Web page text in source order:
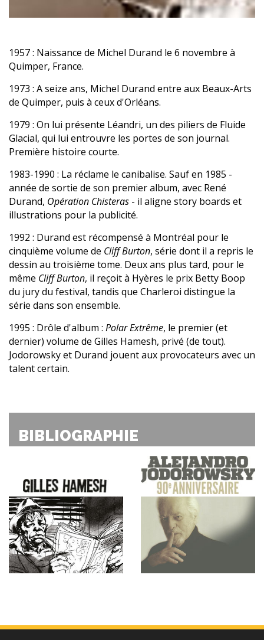
1957: Naissance de Michel Durand le 6 novembre à
Quimper, France.
1973 : A seize ans, Michel Durand entre aux Beaux-Arts
de Quimper, puis à ceux d'Orléans.
1979 : On lui présente Léandri, un des piliers de Fluide
Glacial, qui lui entrouvre les portes de son journal.
Première histoire courte.
1983-1990 : La réclame le canibalise. Sauf en 1985 -
année de sortie de son premier album, avec René
Durand, Opération Chisteras - il aligne story boards et
illustrations pour la publicité.
1992 : Durand est récompensé à Montréal pour le
cinquième volume de Cliff Burton, série dont il a repris le
dessin au troisième tome. Deux ans plus tard, pour le
même Cliff Burton, il reçoit à Hyères le prix Betty Boop
du jury du festival, tandis que Charleroi distingue la
série dans son ensemble.
1995 : Drôle d'album : Polar Extrême, le premier (et
dernier) volume de Gilles Hamesh, privé (de tout).
Jodorowsky et Durand jouent aux provocateurs avec un
talent certain.
BIBLIOGRAPHIE